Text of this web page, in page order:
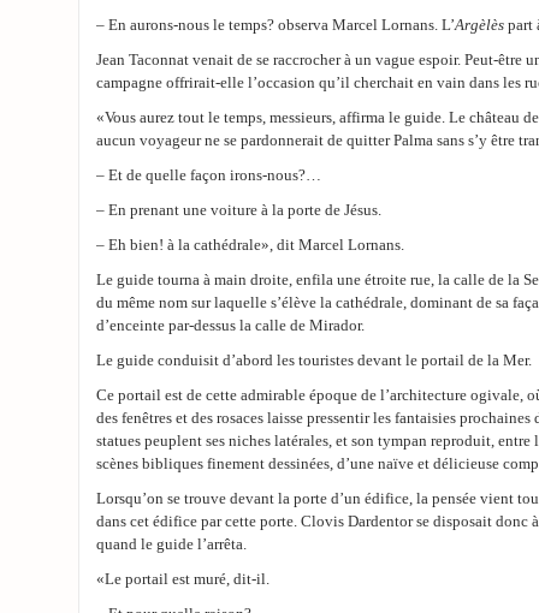
– En aurons-nous le temps? observa Marcel Lornans. L’Argèlès part
Jean Taconnat venait de se raccrocher à un vague espoir. Peut-être
campagne offrirait-elle l’occasion qu’il cherchait en vain dans les
«Vous aurez tout le temps, messieurs, affirma le guide. Le château
aucun voyageur ne se pardonnerait de quitter Palma sans s’y être
– Et de quelle façon irons-nous?…
– En prenant une voiture à la porte de Jésus.
– Eh bien! à la cathédrale», dit Marcel Lornans.
Le guide tourna à main droite, enfila une étroite rue, la calle de la
du même nom sur laquelle s’élève la cathédrale, dominant de sa
d’enceinte par-dessus la calle de Mirador.
Le guide conduisit d’abord les touristes devant le portail de la Mer.
Ce portail est de cette admirable époque de l’architecture ogivale,
des fenêtres et des rosaces laisse pressentir les fantaisies prochaines
statues peuplent ses niches latérales, et son tympan reproduit, entre
scènes bibliques finement dessinées, d’une naïve et délicieuse
Lorsqu’on se trouve devant la porte d’un édifice, la pensée vient
dans cet édifice par cette porte. Clovis Dardentor se disposait donc
quand le guide l’arrêta.
«Le portail est muré, dit-il.